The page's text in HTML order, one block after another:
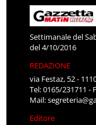
Settimanale del
del 4/10/2016
REDAZIONE
via Festaz, 52 -
Tel: 0165/231711 -
Mail:
Editore